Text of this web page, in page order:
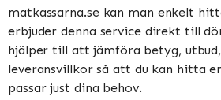
matkassarna.se kan man enkelt
erbjuder denna service direkt till
hjälper till att jämföra betyg,
leveransvillkor så att du kan hitta
passar just dina behov.